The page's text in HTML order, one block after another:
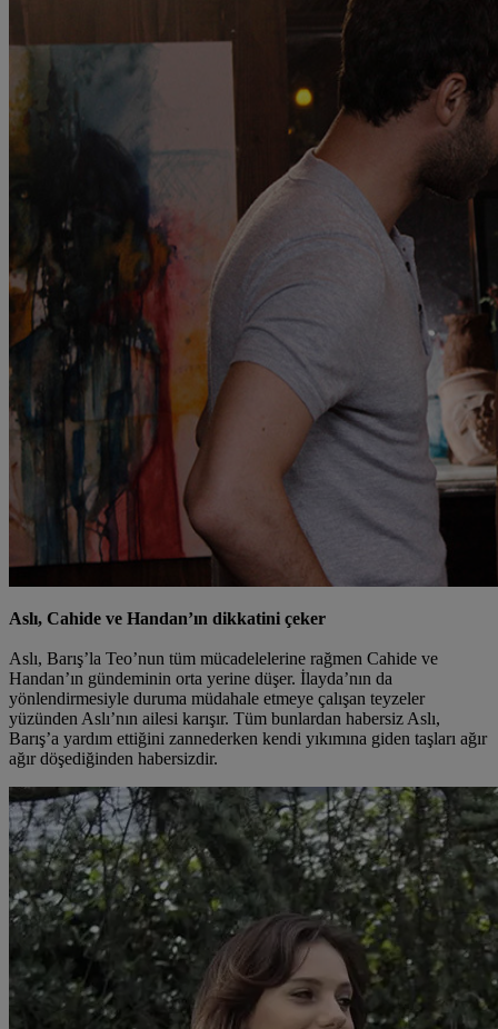
Aslı, Cahide ve Handan’ın dikkatini çeker
Aslı, Barış’la Teo’nun tüm mücadelelerine rağmen Cahide ve
Handan’ın gündeminin orta yerine düşer. İlayda’nın da
yönlendirmesiyle duruma müdahale etmeye çalışan teyzeler
yüzünden Aslı’nın ailesi karışır. Tüm bunlardan habersiz Aslı,
Barış’a yardım ettiğini zannederken kendi yıkımına giden taşları ağır
ağır döşediğinden habersizdir.